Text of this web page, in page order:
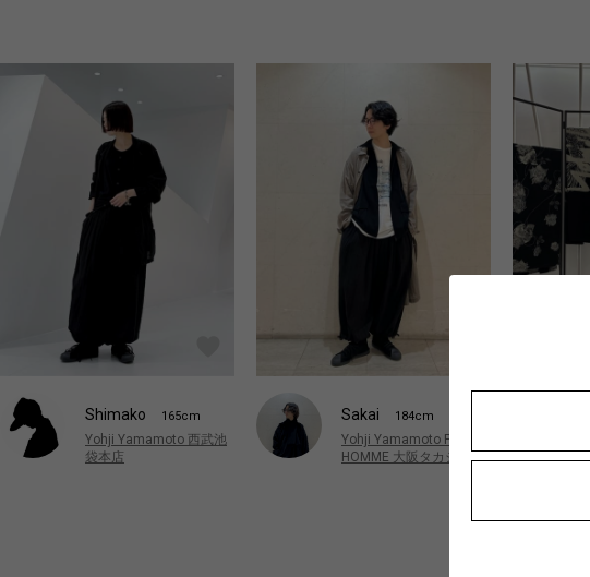
Shimako 165cm
Yohji Yamamoto 西武池
袋本店
Sakai 184cm
Yohji Yamamoto POUR
HOMME 大阪タカシマヤ